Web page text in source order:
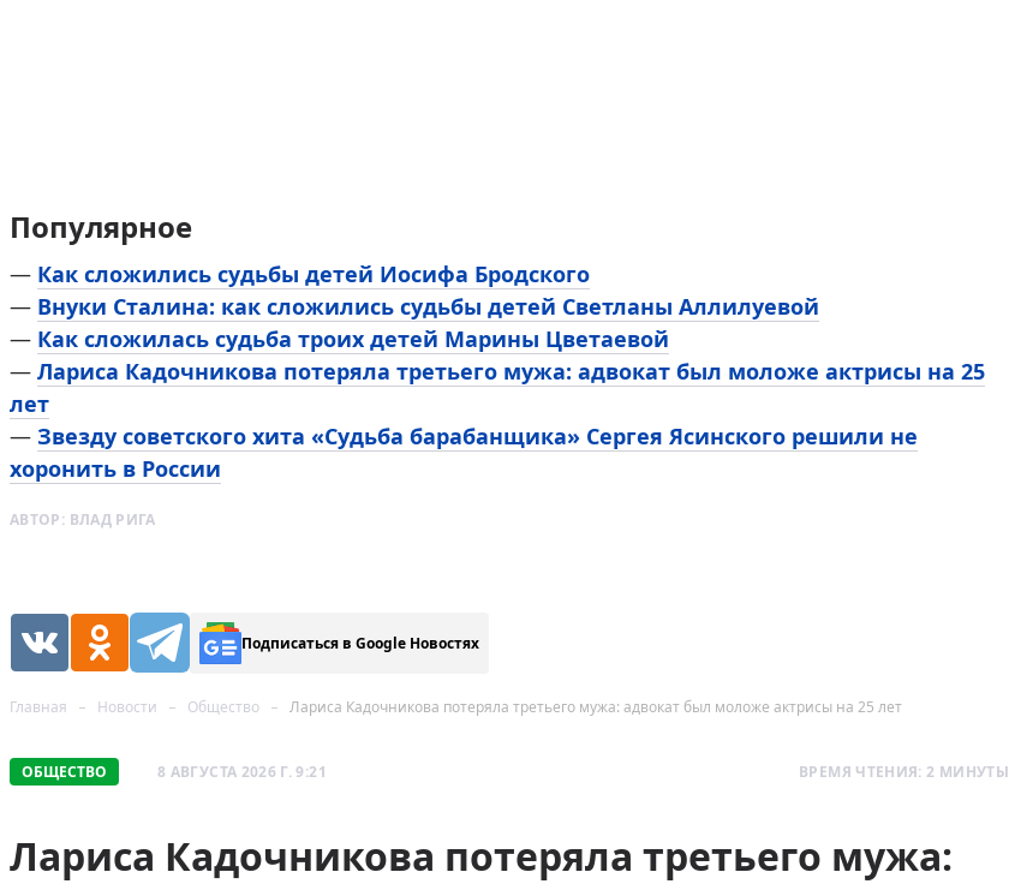
Популярное
— Как сложились судьбы детей Иосифа Бродского
— Внуки Сталина: как сложились судьбы детей Светланы Аллилуевой
— Как сложилась судьба троих детей Марины Цветаевой
— Лариса Кадочникова потеряла третьего мужа: адвокат был моложе актрисы на 25
лет
— Звезду советского хита «Судьба барабанщика» Сергея Ясинского решили не
хоронить в России
АВТОР: ВЛАД РИГА
Подписаться в Google Новостях
Главная Новости Общество Лариса Кадочникова потеряла третьего мужа: адвокат был моложе актрисы на 25 лет
ОБЩЕСТВО 8 АВГУСТА 2026 Г. 9:21 ВРЕМЯ ЧТЕНИЯ: 2 МИНУТЫ
Лариса Кадочникова потеряла третьего мужа: